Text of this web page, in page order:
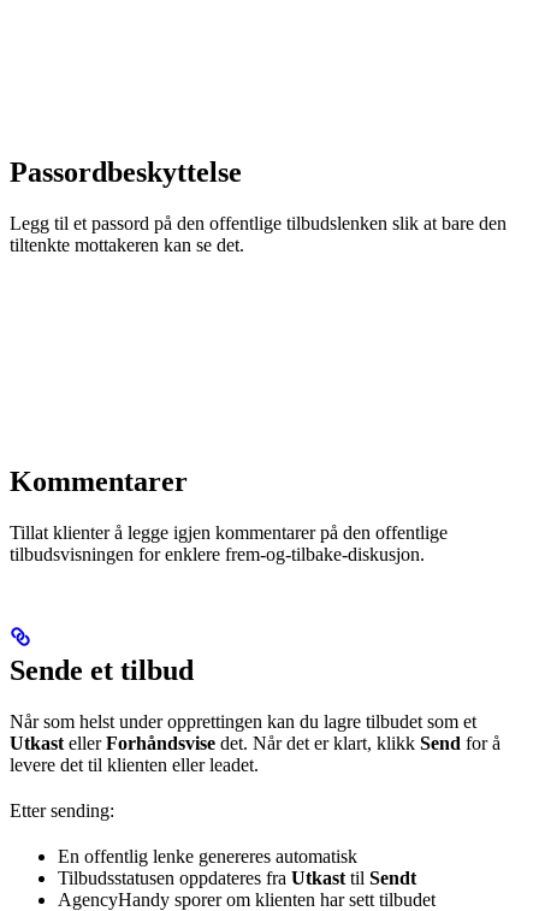
Passordbeskyttelse
Legg til et passord på den offentlige tilbudslenken slik at bare den
tiltenkte mottakeren kan se det.
Kommentarer
Tillat klienter å legge igjen kommentarer på den offentlige
tilbudsvisningen for enklere frem-og-tilbake-diskusjon.
Sende et tilbud
Når som helst under opprettingen kan du lagre tilbudet som et
Utkast ellerForhåndsvise det. Når det er klart, klikk Send for å
levere det til klienten eller leadet.
Etter sending:
En offentlig lenke genereres automatisk
Tilbudsstatusen oppdateres fra Utkast til Sendt
AgencyHandy sporer om klienten har sett tilbudet